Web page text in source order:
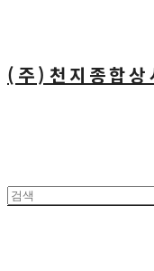
(주)천지종합상